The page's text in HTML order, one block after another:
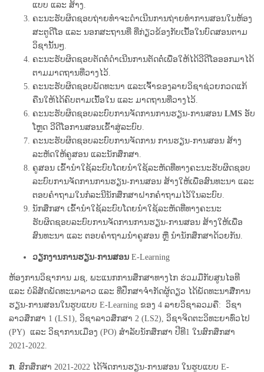
ແບບ ແລະ ສ້າງ.
ຄະນະຮັບຜິດຊອບຖ່າຍທໍາຈະດຳເນີນການຖ່າຍທໍາການສອນໃນຫ້ອງ
ສະຕູດີໂອ ແລະ ນອກສະຖານທີ່ ທີ່ກ່ຽວຂ້ອງກັບເນື້ອໃນບົດສອນຕາມ
ວິຊານັ້ນໆ.
ຄະນະຮັບຜິດຊອບຕັດຕໍ່ດຳເນີນການຕັດຕໍ່ເພື່ອໃຫ້ໄດ້ວີດີໂອອອກມາໄດ້
ຕາມມາດຖານທີ່ວາງໄວ້.
ຄະນະຮັບຜິດຊອບພັດທະນາ ແລະເຈົ້າຂອງລາຍວິຊາຊ່ວຍກວດແກ້
ຄືນໃຫ້ໄດ້ຄົບຕາມເນື້ອໃນ ແລະ ມາດຖານທີ່ວາງໄວ້.
ຄະນະຮັບຜິດຊອບລະບົບການຈັດການການຮຽນ-ການສອນ LMS ອັບ
ໂຫຼດ ວີດີໂອການສອນເຂົ້າສູ່ລະບົບ.
ຄະນະຮັບຜິດຊອບລະບົບການຈັດການ ການຮຽນ-ການສອນ ສ້າງ
ລະຫັດໃຫ້ຄູສອນ ແລະນັກສຶກສາ.
ຄູສອນ ເຂົ້ານໍາໃຊ້ລະບົບໂດຍນໍາໃຊ້ລະຫັດທີ່ທາງຄະນະຮັບຜິດຊອບ
ລະບົບການຈັດການການຮຽນ-ການສອນ ສ້າງໃຫ້ເພື່ອສົນທະນາ ແລະ
ຕອບຄໍາຖາມໃນກໍລະນີນັກສຶກສາຝາກຄໍາຖາມໄວ້ໃນລະບົບ.
ນັກສຶກສາ ເຂົ້ານໍາໃຊ້ລະບົບໂດຍນໍາໃຊ້ລະຫັດທີ່ທາງຄະນະ
ຮັບຜິດຊອບລະບົບການຈັດການການຮຽນ-ການສອນ ສ້າງໃຫ້ເພື່ອ
ສົນທະນາ ແລະ ຕອບຄໍາຖາມນໍາຄູສອນ ຫຼື ນໍານັກສຶກສາດ້ວຍກັນ.
ວຽກ​ງານ​ການຮຽນ-ການສອນ E-Learning
ຫ້ອງການວິຊາການ ມຊ, ພະແນກການສຶກສາທາງໄກ ຮ່ວມມືກັບສູນໄອທີ
ແລະ ບໍລິສັດພັດທະນາລາວ ແລະ ທີ່ປຶກສາຈໍາກັດຜູ້ດຽວ ໄດ້ພັດທະນາສື່ການ
ຮຽນ-ການສອນໃນຮູບແບບ E-Learning ຂອງ 4 ລາຍວິຊາລວມຄື: ວິຊາ​
ລາວ​ສຶກສາ 1 (LS1), ວິຊາ​ລາວ​ສຶກສາ 2 (LS2), ວິຊາ​ຈິດຕະວິທະຍາທົ່ວໄປ
(PY) ​ແລະ ວິຊາ​ການ​ເມືອງ (PO) ສໍາລັບນັກສຶກສາ ປີທີ1 ​ໃນສົກສຶກສາ
2021-2022.
ກ . ສົກສຶກສາ 2021-2022 ໄດ້ຈັດການຮຽນ-ການສອນ ໃນຮູບແບບ E-